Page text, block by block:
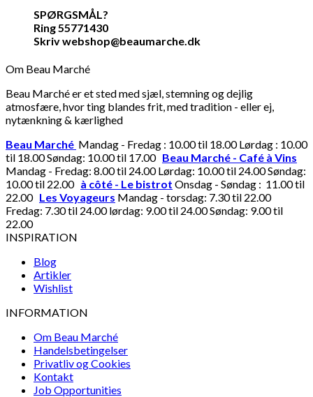
SPØRGSMÅL?
Ring 55771430
Skriv webshop@beaumarche.dk
Om Beau Marché
Beau Marché er et sted med sjæl, stemning og dejlig
atmosfære, hvor ting blandes frit, med tradition - eller ej,
nytænkning & kærlighed
Beau Marché Mandag - Fredag : 10.00 til 18.00 Lørdag : 10.00
til 18.00 Søndag: 10.00 til 17.00 Beau Marché - Café à Vins
Mandag - Fredag: 8.00 til 24.00 Lørdag: 10.00 til 24.00 Søndag:
10.00 til 22.00 à côté - Le bistrot Onsdag - Søndag : 11.00 til
22.00 Les Voyageurs Mandag - torsdag: 7.30 til 22.00
Fredag: 7.30 til 24.00 lørdag: 9.00 til 24.00 Søndag: 9.00 til
22.00
INSPIRATION
Blog
Artikler
Wishlist
INFORMATION
Om Beau Marché
Handelsbetingelser
Privatliv og Cookies
Kontakt
Job Opportunities